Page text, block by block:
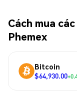
Cách mua
Phemex
Bitcoin
$64,930.00